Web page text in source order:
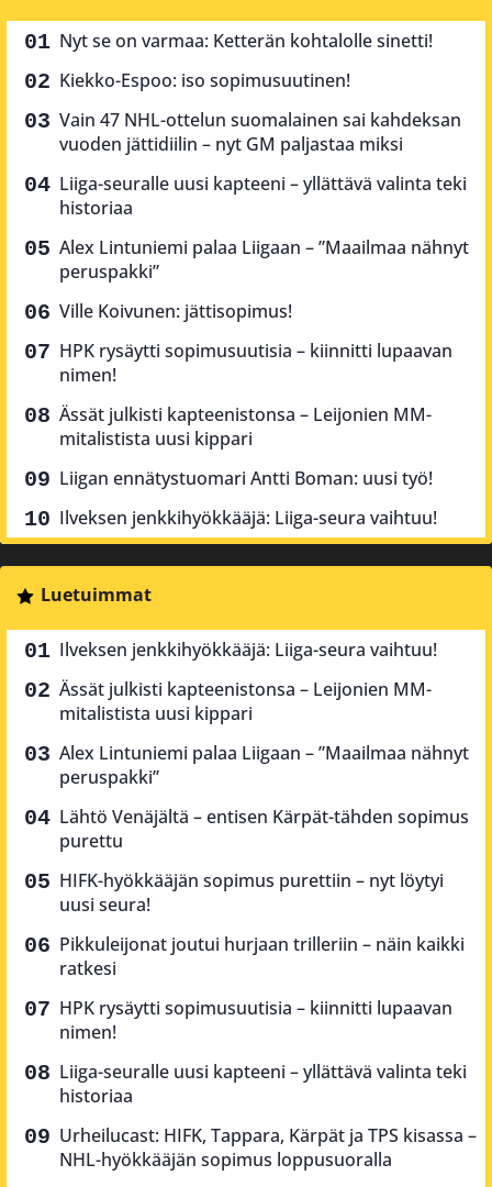
Nyt se on varmaa: Ketterän kohtalolle sinetti!
Kiekko-Espoo: iso sopimusuutinen!
Vain 47 NHL-ottelun suomalainen sai kahdeksan
vuoden jättidiilin – nyt GM paljastaa miksi
Liiga-seuralle uusi kapteeni – yllättävä valinta teki
historiaa
Alex Lintuniemi palaa Liigaan – ”Maailmaa nähnyt
peruspakki”
Ville Koivunen: jättisopimus!
HPK rysäytti sopimusuutisia – kiinnitti lupaavan
nimen!
Ässät julkisti kapteenistonsa – Leijonien MM-
mitalistista uusi kippari
Liigan ennätystuomari Antti Boman: uusi työ!
Ilveksen jenkkihyökkääjä: Liiga-seura vaihtuu!
Luetuimmat
Ilveksen jenkkihyökkääjä: Liiga-seura vaihtuu!
Ässät julkisti kapteenistonsa – Leijonien MM-
mitalistista uusi kippari
Alex Lintuniemi palaa Liigaan – ”Maailmaa nähnyt
peruspakki”
Lähtö Venäjältä – entisen Kärpät-tähden sopimus
purettu
HIFK-hyökkääjän sopimus purettiin – nyt löytyi
uusi seura!
Pikkuleijonat joutui hurjaan trilleriin – näin kaikki
ratkesi
HPK rysäytti sopimusuutisia – kiinnitti lupaavan
nimen!
Liiga-seuralle uusi kapteeni – yllättävä valinta teki
historiaa
Urheilucast: HIFK, Tappara, Kärpät ja TPS kisassa –
NHL-hyökkääjän sopimus loppusuoralla